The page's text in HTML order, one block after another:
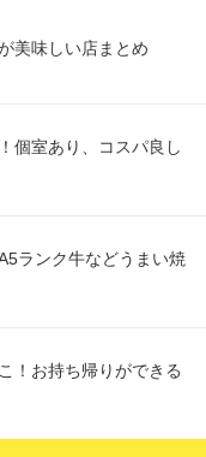
美味しい店まとめ
個室あり、コスパ良し
ランク牛などうまい焼
！お持ち帰りができる